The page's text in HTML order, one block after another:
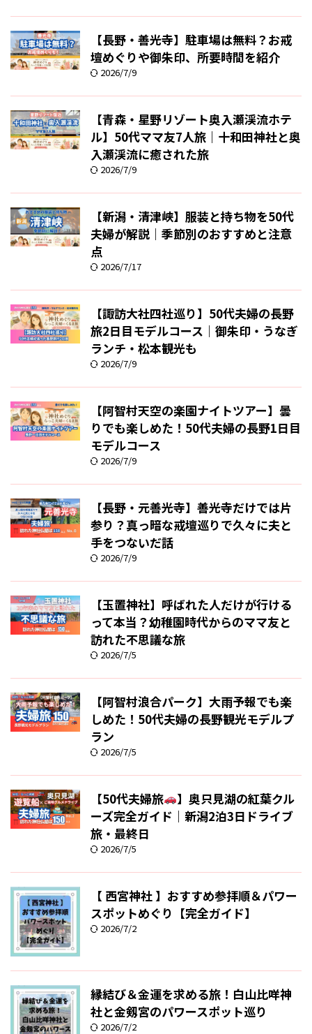
【長野・善光寺】駐車場は無料？お戒
壇めぐりや御朱印、所要時間を紹介
2026/7/9
【青森・星野リゾート奥入瀬渓流ホテ
ル】50代ママ友7人旅｜十和田神社と奥
入瀬渓流に癒された旅
2026/7/9
【新潟・清津峡】服装と持ち物を50代
夫婦が解説｜季節別のおすすめと注意
点
2026/7/17
【諏訪大社四社巡り】50代夫婦の長野
旅2日目モデルコース｜御朱印・うなぎ
ランチ・松本観光も
2026/7/9
【阿智村天空の楽園ナイトツアー】曇
りでも楽しめた！50代夫婦の長野1日目
モデルコース
2026/7/9
【長野・元善光寺】善光寺だけでは片
参り？真っ暗な戒壇巡りで久々に夫と
手をつないだ話
2026/7/9
【玉置神社】呼ばれた人だけが行ける
って本当？幼稚園時代からのママ友と
訪れた不思議な旅
2026/7/5
【阿智村浪合パーク】大雨予報でも楽
しめた！50代夫婦の長野観光モデルプ
ラン
2026/7/5
【50代夫婦旅
】奥只見湖の紅葉クル
ーズ完全ガイド｜新潟2泊3日ドライブ
旅・最終日
2026/7/5
【 西宮神社 】おすすめ参拝順＆パワー
スポットめぐり【完全ガイド】
2026/7/2
縁結び＆金運を求める旅！白山比咩神
社と金剱宮のパワースポット巡り
2026/7/2